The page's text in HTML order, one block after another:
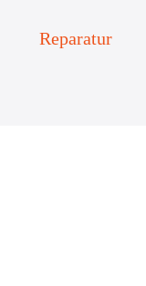
Reparatur